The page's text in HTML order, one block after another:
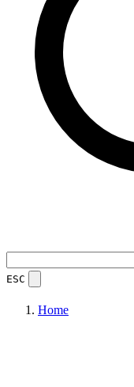
ESC
Home